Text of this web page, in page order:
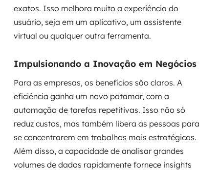
exatos. Isso melhora muito a experiência do
usuário, seja em um aplicativo, um assistente
virtual ou qualquer outra ferramenta.
Impulsionando a Inovação em Negócios
Para as empresas, os benefícios são claros. A
eficiência ganha um novo patamar, com a
automação de tarefas repetitivas. Isso não só
reduz custos, mas também libera as pessoas para
se concentrarem em trabalhos mais estratégicos.
Além disso, a capacidade de analisar grandes
volumes de dados rapidamente fornece insights